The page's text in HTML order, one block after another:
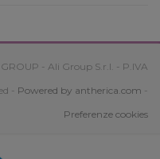
- Ali Group S.r.l. - P.IVA
- Powered by antherica.com -
Preferenze cookies